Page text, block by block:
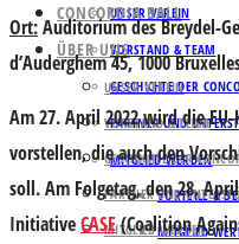
UNSER VEREIN
VORSTAND & TEAM
GESCHICHTE DER
PARTNER UND
MITGLIED WERDEN
VORTEILE &
MITGLIED
CONCORDIA BALL
ÜBER UNS
UNSER VEREIN
VORSTAND & TEAM
GESCHICHTE DER
PARTNER UND
MITGLIED WERDEN
Ort:Auditorium des Breydel-
d’Auderghem 45, 1000
Am 27. April 2022 wird die
vorstellen, die auch den
soll. Am Folgetag, den 28.
InitiativeCASE(Coalition